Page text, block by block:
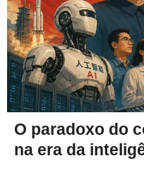
O paradoxo do
na era da